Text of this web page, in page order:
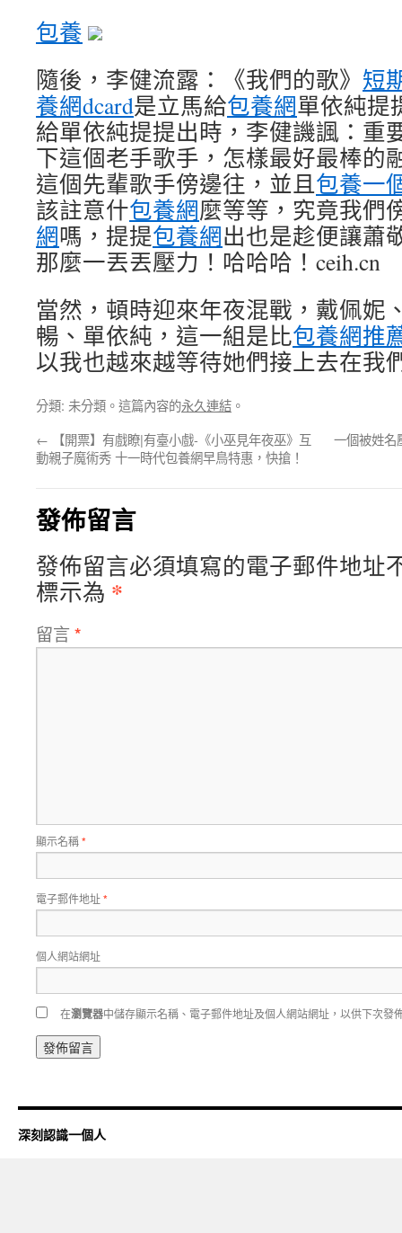
包養
隨後，李健流露：《我們的歌》 短
養網dcard是立馬給包養網單依純提
給單依純提提出時，李健譏諷：重
下這個老手歌手，怎樣最好最棒的
這個先輩歌手傍邊往，並且包養一
該註意什包養網麼等等，究竟我們
網嗎，提提包養網出也是趁便讓蕭
那麼一丟丟壓力！哈哈哈！ceih.cn
當然，頓時迎來年夜混戰，戴佩妮
暢、單依純，這一組是比包養網推
以我也越來越等待她們接上去在我
分類: 未分類。這篇內容的永久連結 。
← 【開票】有戲瞭|有臺小戲-《小巫見年夜巫》互
動親子魔術秀 十一時代包養網早鳥特惠，快搶！
一個被姓名
發佈留言
發佈留言必須填寫的電子郵件地址
標示為 *
留言 *
顯示名稱*
電子郵件地址*
個人網站網址
在瀏覽器中儲存顯示名稱、電子郵件地址及個人網站網址，以供下次發
深刻認識一個人